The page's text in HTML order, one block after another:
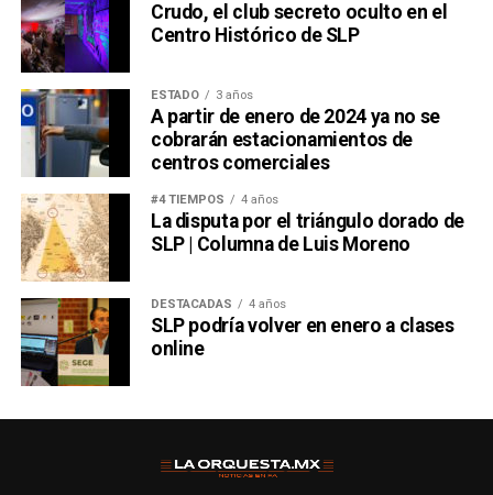
Crudo, el club secreto oculto en el
Centro Histórico de SLP
ESTADO 3 años
A partir de enero de 2024 ya no se
cobrarán estacionamientos de
centros comerciales
#4 TIEMPOS 4 años
La disputa por el triángulo dorado de
SLP | Columna de Luis Moreno
DESTACADAS 4 años
SLP podría volver en enero a clases
online